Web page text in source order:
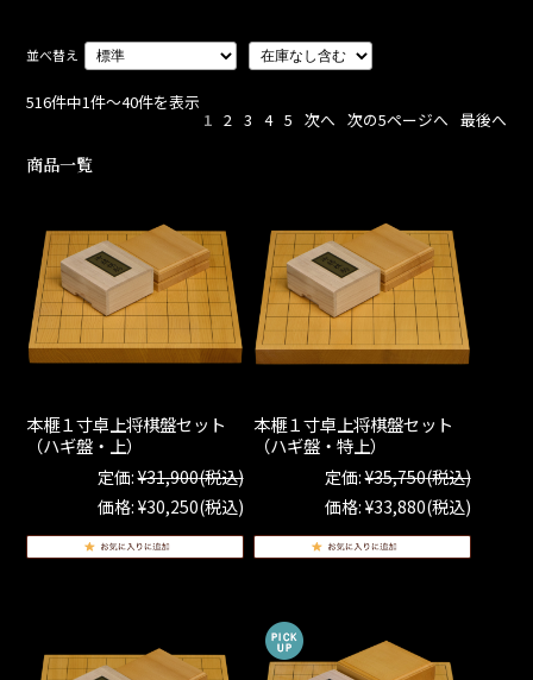
516件中1件～40件を表示
1 2 3 4 5 次へ 次の5ページへ 最後へ
商品一覧
本榧１寸卓上将棋盤セット
（ハギ盤・上）
定価:¥31,900(税込)
価格: ¥30,250(税込)
本榧１寸卓上将棋盤セット
（ハギ盤・特上）
定価:¥35,750(税込)
価格: ¥33,880(税込)